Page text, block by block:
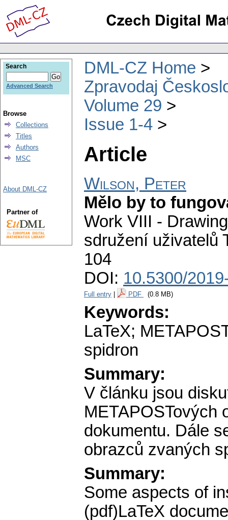
DML-CZ Home
Zpravodaj
Volume 29
Issue 1-4
Article
Wilson, Peter
Mělo by to
Work VIII -
sdružení uživatelů
104
DOI: 10.5300/
Full entry PDF (0.8 MB)
Keywords:
LaTeX;
spidron
Summary:
V článku jsou
METAPOSTových
dokumentu. Dále
obrazců zvaných
Summary:
Some aspects of
(pdf)LaTeX
Search
Advanced Search
Browse
Collections
Titles
Authors
MSC
About DML-CZ
Partner of